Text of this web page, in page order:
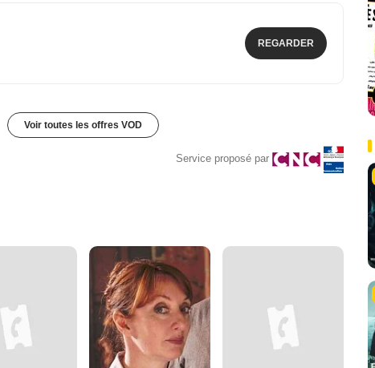
REGARDER
Voir toutes les offres VOD
Service proposé par